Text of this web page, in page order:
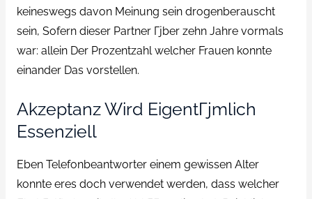
keineswegs davon Meinung sein drogenberauscht
sein, Sofern dieser Partner Гјber zehn Jahre vormals
war: allein Der Prozentzahl welcher Frauen konnte
einander Das vorstellen.
Akzeptanz Wird EigentГјmlich
Essenziell
Eben Telefonbeantworter einem gewissen Alter
konnte eres doch verwendet werden, dass welcher